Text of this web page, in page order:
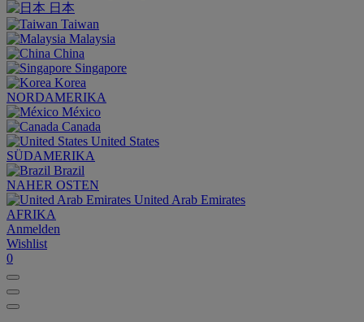
日本
Taiwan
Malaysia
China
Singapore
Korea
NORDAMERIKA
México
Canada
United States
SÜDAMERIKA
Brazil
NAHER OSTEN
United Arab Emirates
AFRIKA
Anmelden
Wishlist
0